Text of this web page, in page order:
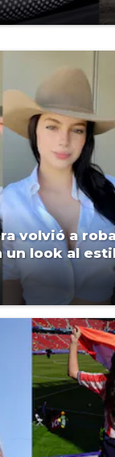
volvió a
un look al